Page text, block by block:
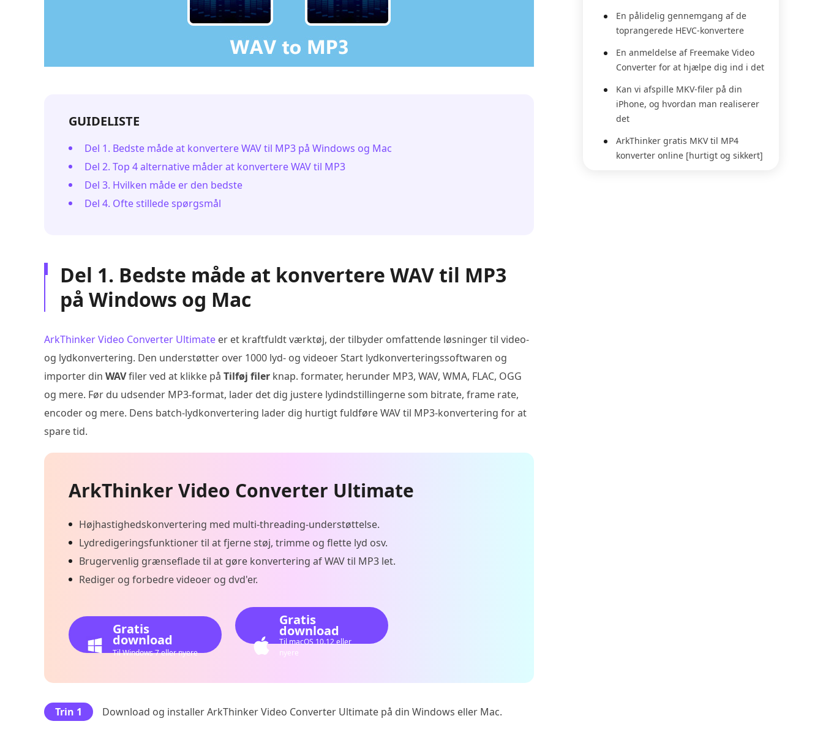
GUIDELISTE
Del 1. Bedste måde at konvertere WAV til MP3 på Windows og Mac
Del 2. Top 4 alternative måder at konvertere WAV til MP3
Del 3. Hvilken måde er den bedste
Del 4. Ofte stillede spørgsmål
Del 1. Bedste måde at konvertere WAV til MP3
på Windows og Mac
ArkThinker Video Converter Ultimate er et kraftfuldt værktøj, der tilbyder omfattende løsninger til video-
og lydkonvertering. Den understøtter over 1000 lyd- og videoer Start lydkonverteringssoftwaren og
importer din WAVfiler ved at klikke på Tilføj filer knap. formater, herunder MP3, WAV, WMA, FLAC, OGG
og mere. Før du udsender MP3-format, lader det dig justere lydindstillingerne som bitrate, frame rate,
encoder og mere. Dens batch-lydkonvertering lader dig hurtigt fuldføre WAV til MP3-konvertering for at
spare tid.
ArkThinker Video Converter Ultimate
Højhastighedskonvertering med multi-threading-understøttelse.
Lydredigeringsfunktioner til at fjerne støj, trimme og flette lyd osv.
Brugervenlig grænseflade til at gøre konvertering af WAV til MP3 let.
Rediger og forbedre videoer og dvd'er.
Gratis
download
Til Windows 7 eller nyere
Gratis
download
Til macOS 10.12 eller
nyere
Trin 1 Download og installer ArkThinker Video Converter Ultimate på din Windows eller Mac.
En pålidelig gennemgang af de
toprangerede HEVC-konvertere
En anmeldelse af Freemake Video
Converter for at hjælpe dig ind i det
Kan vi afspille MKV-filer på din
iPhone, og hvordan man realiserer
det
ArkThinker gratis MKV til MP4
konverter online [hurtigt og sikkert]